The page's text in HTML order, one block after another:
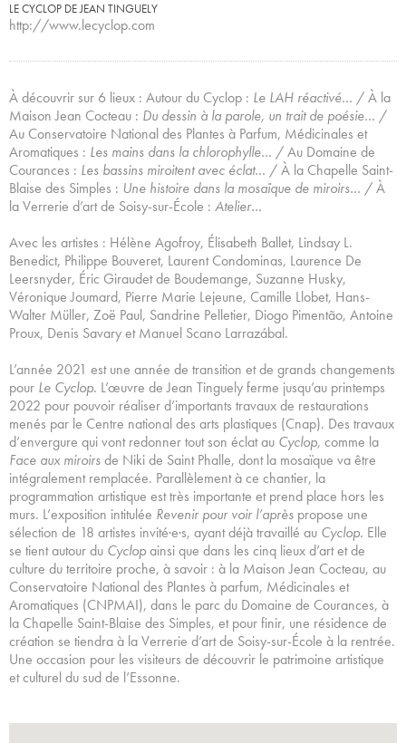
LE CYCLOP DE JEAN TINGUELY
http://www.lecyclop.com
À découvrir sur 6 lieux : Autour du Cyclop : Le LAH réactivé… / À la
Maison Jean Cocteau : Du dessin à la parole, un trait de poésie… /
Au Conservatoire National des Plantes à Parfum, Médicinales et
Aromatiques : Les mains dans la chlorophylle… / Au Domaine de
Courances : Les bassins miroitent avec éclat… / À la Chapelle Saint-
Blaise des Simples : Une histoire dans la mosaïque de miroirs… / À
la Verrerie d’art de Soisy-sur-École : Atelier…
Avec les artistes : Hélène Agofroy, Élisabeth Ballet, Lindsay L.
Benedict, Philippe Bouveret, Laurent Condominas, Laurence De
Leersnyder, Éric Giraudet de Boudemange, Suzanne Husky,
Véronique Joumard, Pierre Marie Lejeune, Camille Llobet, Hans-
Walter Müller, Zoë Paul, Sandrine Pelletier, Diogo Pimentão, Antoine
Proux, Denis Savary et Manuel Scano Larrazábal.
L’année 2021 est une année de transition et de grands changements
pour Le Cyclop. L’œuvre de Jean Tinguely ferme jusqu’au printemps
2022 pour pouvoir réaliser d’importants travaux de restaurations
menés par le Centre national des arts plastiques (Cnap). Des travaux
d’envergure qui vont redonner tout son éclat au Cyclop, comme la
Face aux miroirsde Niki de Saint Phalle, dont la mosaïque va être
intégralement remplacée. Parallèlement à ce chantier, la
programmation artistique est très importante et prend place hors les
murs. L’exposition intitulée Revenir pour voir l’après propose une
sélection de 18 artistes invité·e·s, ayant déjà travaillé au Cyclop. Elle
se tient autour du Cyclopainsi que dans les cinq lieux d’art et de
culture du territoire proche, à savoir : à la Maison Jean Cocteau, au
Conservatoire National des Plantes à parfum, Médicinales et
Aromatiques (CNPMAI), dans le parc du Domaine de Courances, à
la Chapelle Saint-Blaise des Simples, et pour finir, une résidence de
création se tiendra à la Verrerie d’art de Soisy-sur-École à la rentrée.
Une occasion pour les visiteurs de découvrir le patrimoine artistique
et culturel du sud de l’Essonne.